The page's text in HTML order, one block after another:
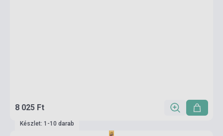
8 025 Ft
Készlet: 1-10 darab